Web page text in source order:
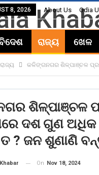
8, 2026 About Us Odia
ରାଜ୍ୟ ଖେଳ
ରାଜ୍ୟ କଳିଙ୍ଗନଗର ଶିଳ୍ପାଞ୍ଚଳ
ଶିଳ୍ପାଞ୍ଚଳ
ଦଶ ଗୁଣ ଅଧିକ
? ଜନ ଶୁଣାଣି
On Nov 18, 2024